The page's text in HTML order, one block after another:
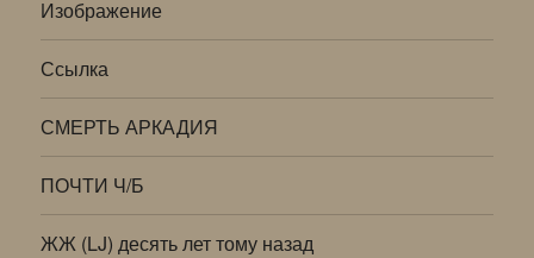
Изображение
Ссылка
СМЕРТЬ АРКАДИЯ
ПОЧТИ Ч/Б
ЖЖ (LJ) десять лет тому назад